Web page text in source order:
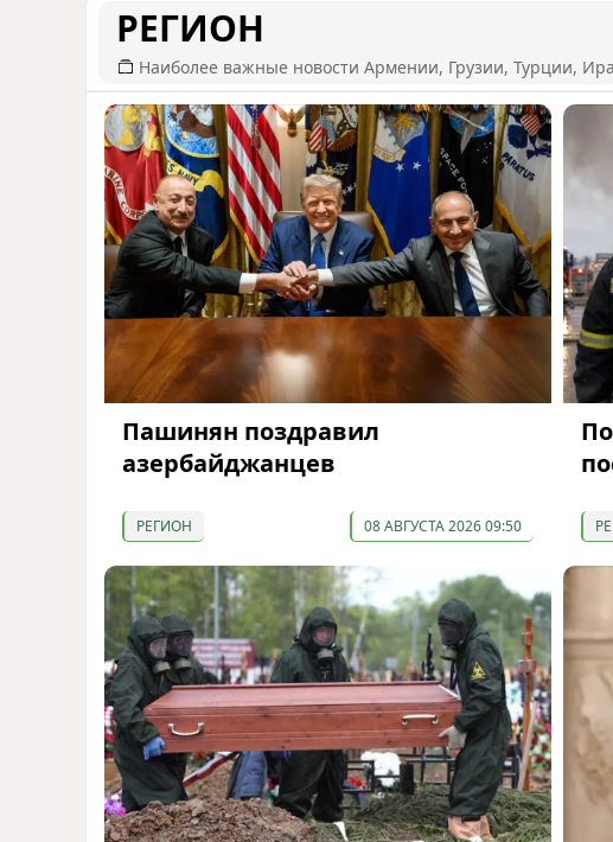
РЕГИОН
Наиболее важные новости Армении, Грузии, Турции,
Пашинян поздравил
азербайджанцев
РЕГИОН 08 АВГУСТА 2026 09:50